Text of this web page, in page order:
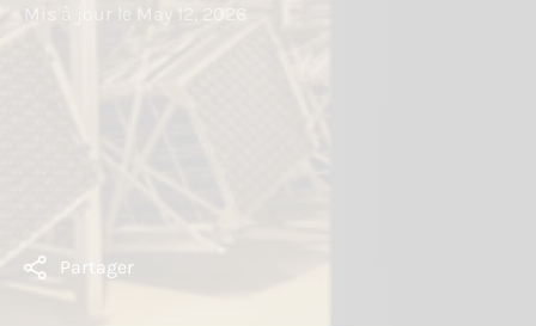
Mis à jour le May 12, 2026
Partager